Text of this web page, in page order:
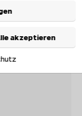
akzeptieren